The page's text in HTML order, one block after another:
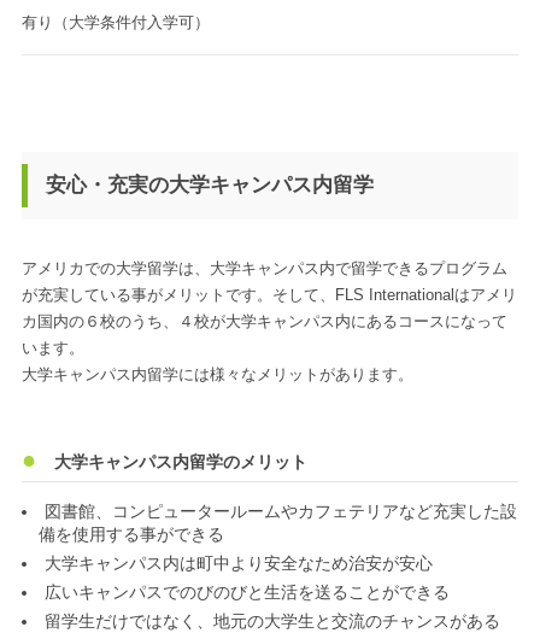
有り（大学条件付入学可）
安心・充実の大学キャンパス内留学
アメリカでの大学留学は、大学キャンパス内で留学できるプログラム
が充実している事がメリットです。そして、FLS Internationalはアメリ
カ国内の６校のうち、４校が大学キャンパス内にあるコースになって
います。
大学キャンパス内留学には様々なメリットがあります。
大学キャンパス内留学のメリット
図書館、コンピュータールームやカフェテリアなど充実した設
備を使用する事ができる
大学キャンパス内は町中より安全なため治安が安心
広いキャンパスでのびのびと生活を送ることができる
留学生だけではなく、地元の大学生と交流のチャンスがある